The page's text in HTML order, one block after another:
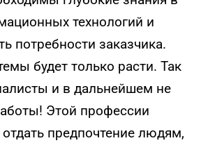
технологий и
потребности заказчика.
будет только расти. Так
и в дальнейшем не
Этой профессии
предпочтение людям,